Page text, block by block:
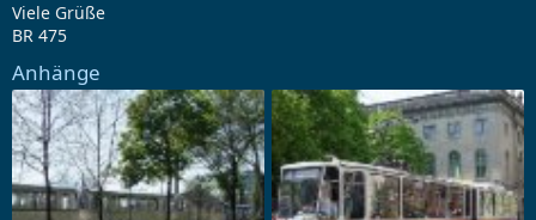
Viele Grüße
BR 475
Anhänge